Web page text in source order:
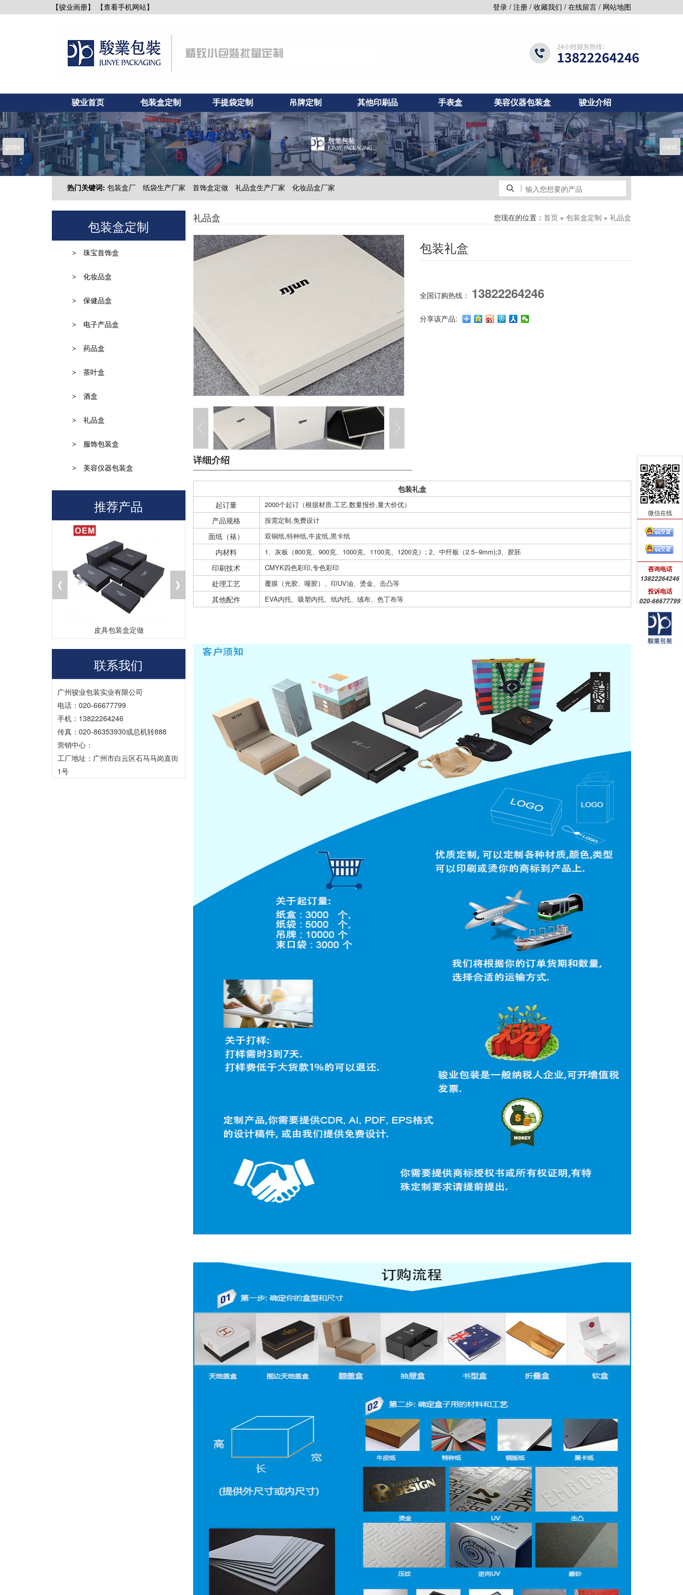
【骏业画册】 【查看手机网站】 登录 / 注册 / 收藏我们 / 在线留言 / 网站地图
骏业首页 包装盒定制 手提袋定制 吊牌定制 其他印刷品 手表盒 美容仪器包装盒 骏业介绍
新闻资讯 联系骏业
prev next
热门关键词: 包装盒厂 纸袋生产厂家 首饰盒定做 礼品盒生产厂家 化妆品盒厂家
包装盒定制
> 珠宝首饰盒
> 化妆品盒
> 保健品盒
> 电子产品盒
> 药品盒
> 茶叶盒
> 酒盒
> 礼品盒
> 服饰包装盒
> 美容仪器包装盒
推荐产品
皮具包装盒定做
联系我们
广州骏业包装实业有限公司
电话：020-66677799
手机：13822264246
传真：020-86353930或总机转888
营销中心：
工厂地址：广州市白云区石马马岗直街
1号
礼品盒 您现在的位置： 首页 » 包装盒定制 » 礼品盒
包装礼盒
全国订购热线： 13822264246
分享该产品:
详细介绍
包装礼盒
起订量
2000个起订（根据材质,工艺,数量报价,量大价优）
产品规格 按需定制,免费设计
面纸（裱） 双铜纸,特种纸,牛皮纸,黑卡纸
内材料 1、灰板（800克、900克、1000克、1100克、1200克）; 2、中纤板（2.5--9mm);3、胶胚
印刷技术 CMYK四色彩印,专色彩印
处理工艺 覆膜（光胶、哑胶）、印UV油、烫金、击凸等
其他配件 EVA内托、吸塑内托、纸内托、绒布、色丁布等
微信在线
咨询电话
13822264246
投诉电话
020-66677799